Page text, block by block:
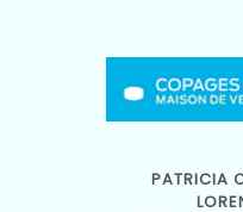
PATRICIA